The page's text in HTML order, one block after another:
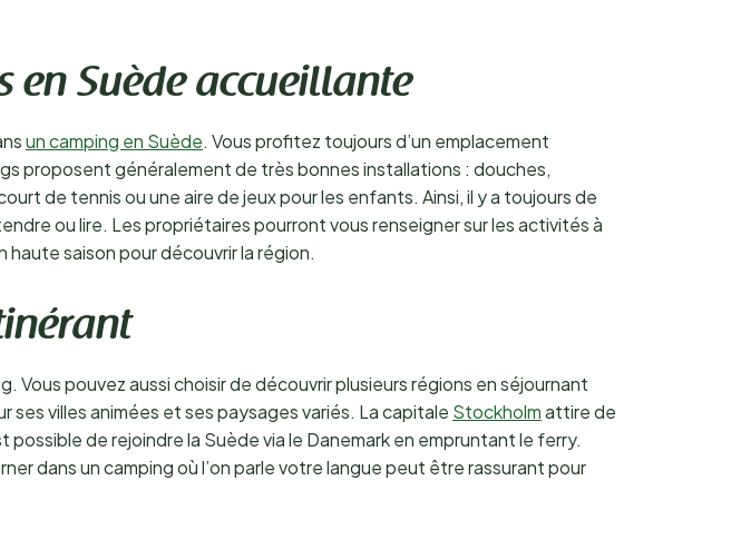
en Suède accueillante
un camping en Suède. Vous profitez toujours d’un emplacement
proposent généralement de très bonnes installations : douches,
de tennis ou une aire de jeux pour les enfants. Ainsi, il y a toujours de
ou lire. Les propriétaires pourront vous renseigner sur les activités à
saison pour découvrir la région.
Vous pouvez aussi choisir de découvrir plusieurs régions en séjournant
villes animées et ses paysages variés. La capitale Stockholmattire de
de rejoindre la Suède via le Danemark en empruntant le ferry.
dans un camping où l’on parle votre langue peut être rassurant pour